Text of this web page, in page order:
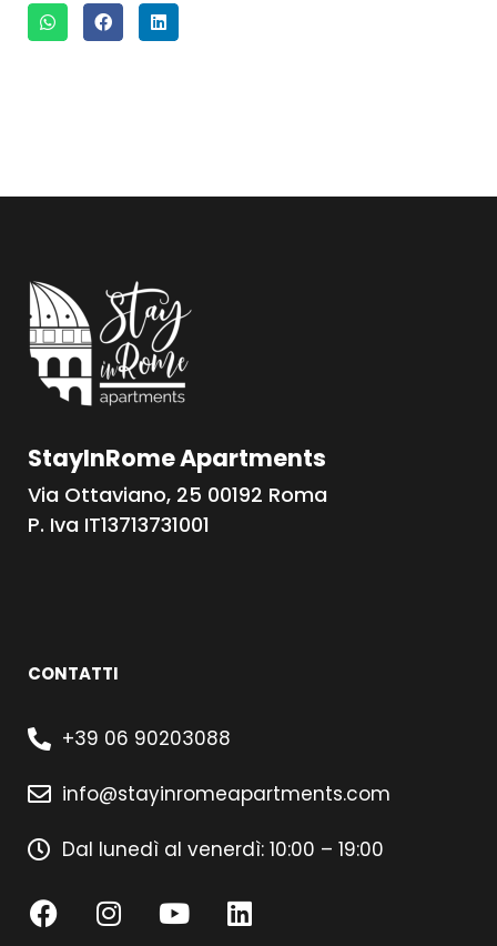
StayInRome Apartments
Via Ottaviano, 25 00192 Roma
P. Iva IT13713731001
CONTATTI
+39 06 90203088
info@stayinromeapartments.com
Dal lunedì al venerdì: 10:00 – 19:00